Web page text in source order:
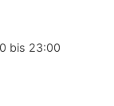
bis 23:00